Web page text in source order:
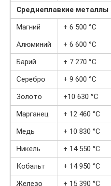
Среднеплавкие металлы
Магний
+ 6 500 °C
Алюминий
+ 6 600 °C
Барий
+ 7 270 °C
Серебро
+ 9 600 °C
Золото
+10 630 °C
Марганец
+ 12 460 °C
Медь
+ 10 830 °C
Никель
+ 14 550 °C
Кобальт
+ 14 950 °C
Железо
+ 15 390 °C